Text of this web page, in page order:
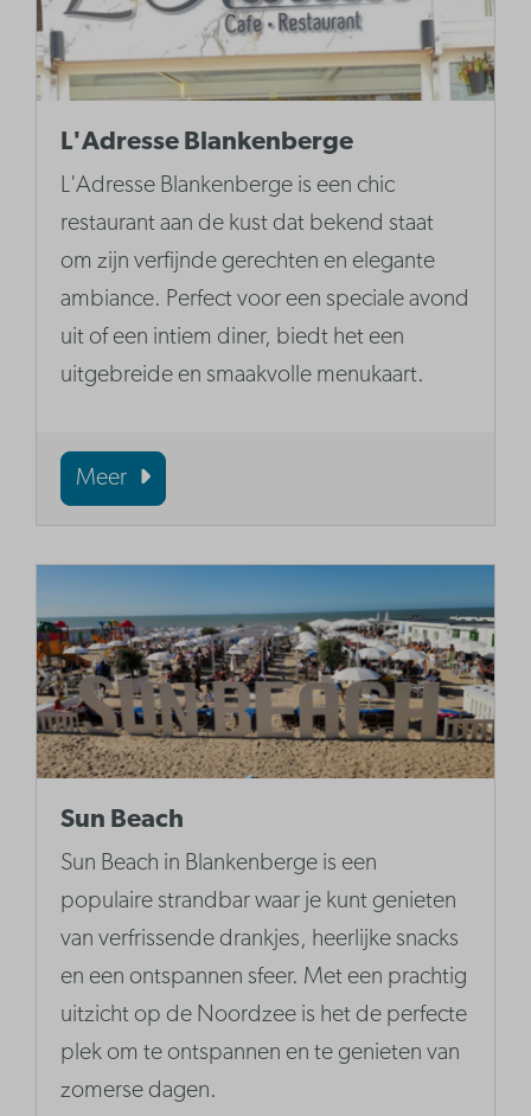
L'Adresse Blankenberge
L'Adresse Blankenberge is een chic
restaurant aan de kust dat bekend staat
om zijn verfijnde gerechten en elegante
ambiance. Perfect voor een speciale avond
uit of een intiem diner, biedt het een
uitgebreide en smaakvolle menukaart.
Meer
Sun Beach
Sun Beach in Blankenberge is een
populaire strandbar waar je kunt genieten
van verfrissende drankjes, heerlijke snacks
en een ontspannen sfeer. Met een prachtig
uitzicht op de Noordzee is het de perfecte
plek om te ontspannen en te genieten van
zomerse dagen.